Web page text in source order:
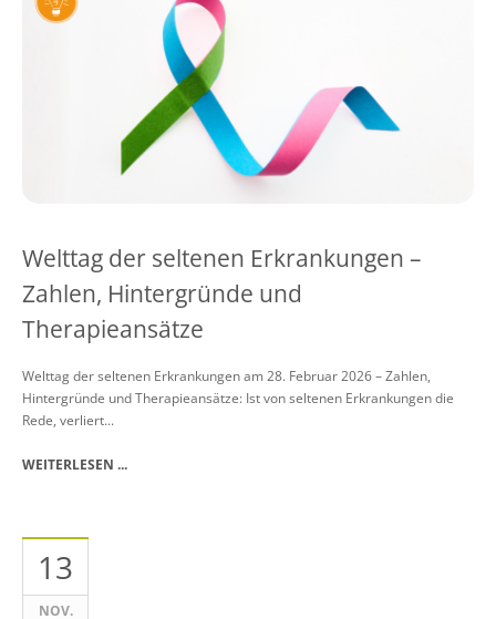
Welttag der seltenen Erkrankungen –
Zahlen, Hintergründe und
Therapieansätze
Welttag der seltenen Erkrankungen am 28. Februar 2026 – Zahlen,
Hintergründe und Therapieansätze: Ist von seltenen Erkrankungen die
Rede, verliert...
WEITERLESEN ...
13
NOV.